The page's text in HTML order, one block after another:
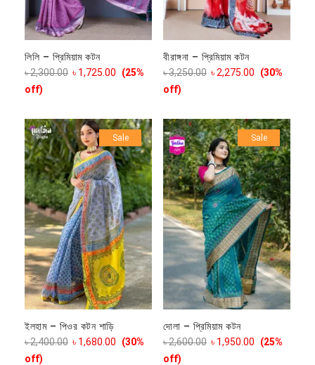
লিলি – প্রিমিয়াম কটন
৳2,300.00 ৳ 1,725.00
(25%
off)
বীরাঙ্গনা – প্রিমিয়াম কটন
৳3,250.00 ৳ 2,275.00
(30%
off)
Sale
ইলহাম – পিওর কটন শাড়ি
৳2,400.00 ৳ 1,680.00
(30%
off)
Sale
দোলা – প্রিমিয়াম কটন
৳2,600.00 ৳ 1,950.00
(25%
off)